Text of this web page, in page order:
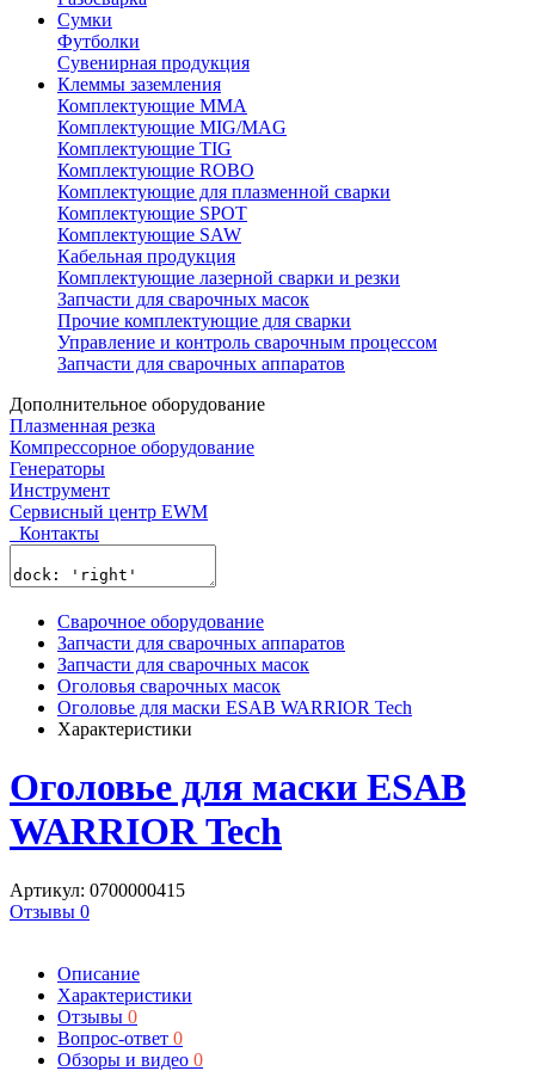
Сумки
Футболки
Сувенирная продукция
Клеммы заземления
Комплектующие ММА
Комплектующие MIG/MAG
Комплектующие TIG
Комплектующие ROBO
Комплектующие для плазменной сварки
Комплектующие SPOT
Комплектующие SAW
Кабельная продукция
Комплектующие лазерной сварки и резки
Запчасти для сварочных масок
Прочие комплектующие для сварки
Управление и контроль сварочным процессом
Запчасти для сварочных аппаратов
Дополнительное оборудование
Плазменная резка
Компрессорное оборудование
Генераторы
Инструмент
Сервисный центр EWM
Контакты
Сварочное оборудование
Запчасти для сварочных аппаратов
Запчасти для сварочных масок
Оголовья сварочных масок
Оголовье для маски ESAB WARRIOR Tech
Характеристики
Оголовье для маски ESAB
WARRIOR Tech
Артикул: 0700000415
Отзывы 0
Описание
Характеристики
Отзывы 0
Вопрос-ответ 0
Обзоры и видео 0